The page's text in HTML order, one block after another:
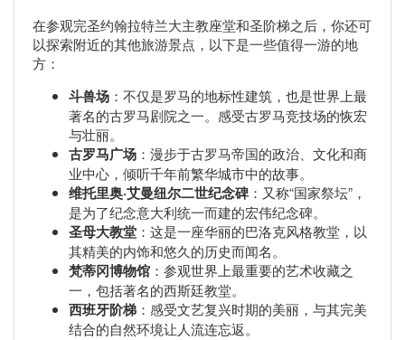
在参观完圣约翰拉特兰大主教座堂和圣阶梯之后，你还可
以探索附近的其他旅游景点，以下是一些值得一游的地
方：
斗兽场 ：不仅是罗马的地标性建筑，也是世界上最
著名的古罗马剧院之一。感受古罗马竞技场的恢宏
与壮丽。
古罗马广场 ：漫步于古罗马帝国的政治、文化和商
业中心，倾听千年前繁华城市中的故事。
维托里奥·艾曼纽尔二世纪念碑：又称“国家祭坛”，
是为了纪念意大利统一而建的宏伟纪念碑。
圣母大教堂 ：这是一座华丽的巴洛克风格教堂，以
其精美的内饰和悠久的历史而闻名。
梵蒂冈博物馆 ：参观世界上最重要的艺术收藏之
一，包括著名的西斯廷教堂。
西班牙阶梯 ：感受文艺复兴时期的美丽，与其完美
结合的自然环境让人流连忘返。